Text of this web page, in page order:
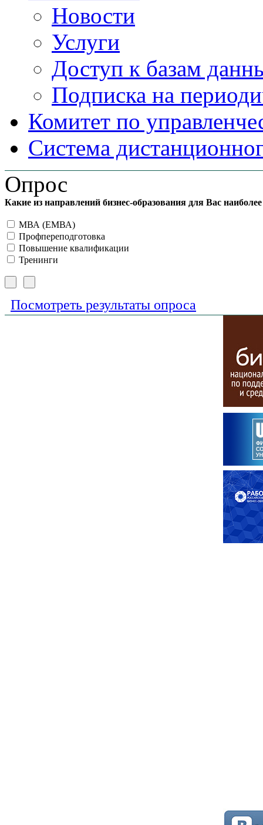
Новости
Услуги
Доступ к базам
Подписка на
Комитет по
Система
Опрос
Какие из направлений бизнес-образования для Вас
МВА (ЕМВА)
Профпереподготовка
Повышение квалификации
Тренинги
Посмотреть результаты опроса